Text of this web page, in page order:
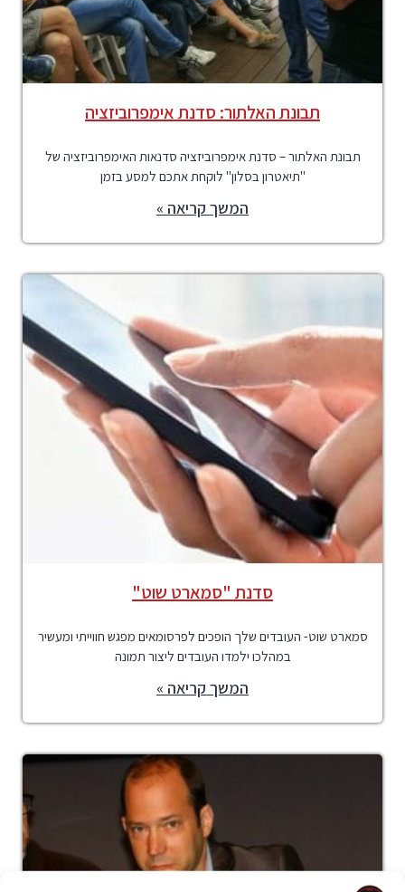
תבונת האלתור: סדנת אימפרוביזציה
תבונת האלתור – סדנת אימפרוביזציה סדנאות האימפרוביזציה של
"תיאטרון בסלון" לוקחת אתכם למסע בזמן
המשך קריאה »
סדנת "סמארט שוט"
סמארט שוט- העובדים שלך הופכים לפרסומאים מפגש חווייתי ומעשיר
במהלכו ילמדו העובדים ליצור תמונה
המשך קריאה »